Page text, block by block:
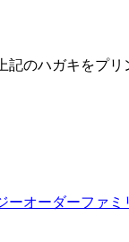
のハガキをプリ